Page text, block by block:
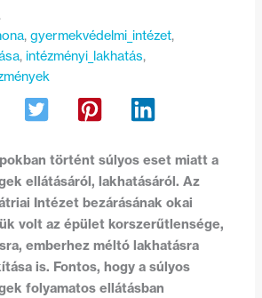
, gyermekvédelmi_intézet,
, intézményi_lakhatás ,
történt súlyos eset miatt a
ellátásáról, lakhatásáról. Az
Intézet bezárásának okai
volt az épület korszerűtlensége,
emberhez méltó lakhatásra
is. Fontos, hogy a súlyos
folyamatos ellátásban